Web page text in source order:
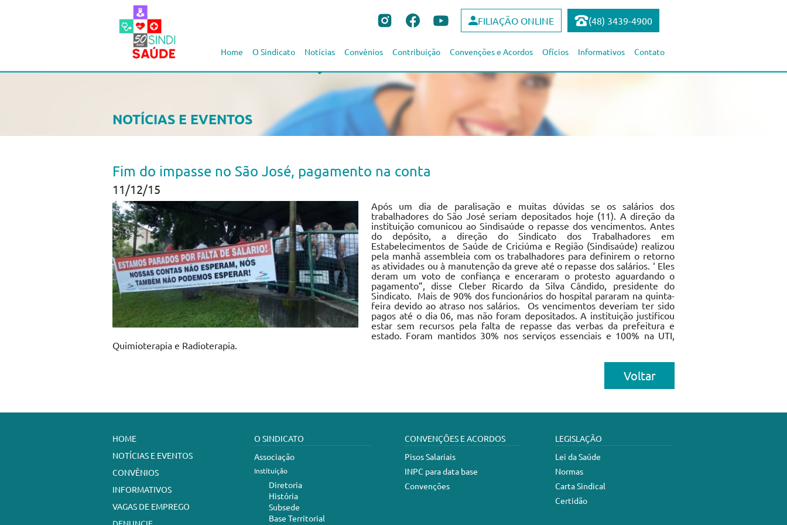
(48) 3439-4900
FILIAÇÃO ONLINE
Contato
Informativos
Ofícios
Convenções e Acordos
Contribuição
Convênios
Notícias
O Sindicato
Home
NOTÍCIAS E EVENTOS
Fim do impasse no São José, pagamento na conta
11/12/15
Após um dia de paralisação e muitas dúvidas se os salários dos
trabalhadores do São José seriam depositados hoje (11). A direção da
instituição comunicou ao Sindisaúde o repasse dos vencimentos. Antes
do depósito, a direção do Sindicato dos Trabalhadores em
Estabelecimentos de Saúde de Criciúma e Região (Sindisaúde) realizou
pela manhã assembleia com os trabalhadores para definirem o retorno
as atividades ou à manutenção da greve até o repasse dos salários. ‘ Eles
deram um voto de confiança e enceraram o protesto aguardando o
pagamento”, disse Cleber Ricardo da Silva Cândido, presidente do
Sindicato. Mais de 90% dos funcionários do hospital pararam na quinta-
feira devido ao atraso nos salários. Os vencimentos deveriam ter sido
pagos até o dia 06, mas não foram depositados. A instituição justificou
estar sem recursos pela falta de repasse das verbas da prefeitura e
estado. Foram mantidos 30% nos serviços essenciais e 100% na UTI,
Quimioterapia e Radioterapia.
Voltar
HOME
NOTÍCIAS E EVENTOS
CONVÊNIOS
INFORMATIVOS
VAGAS DE EMPREGO
O SINDICATO
Associação
Instituição
Diretoria
História
Subsede
Base Territorial
CONVENÇÕES E ACORDOS
Pisos Salariais
INPC para data base
Convenções
LEGISLAÇÃO
Lei da Saúde
Normas
Carta Sindical
Certidão